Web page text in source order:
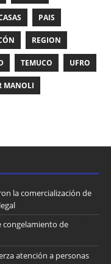
PAIS
REGION
TEMUCO UFRO
MANOLI
la comercialización de
congelamiento de
atención a personas